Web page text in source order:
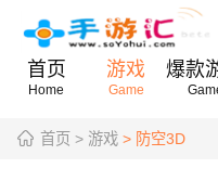
首页
Home
游戏
Game
爆款
首页 > 游戏 > 防空3D